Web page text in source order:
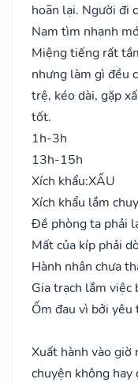
hoãn lại. Người đi
Nam tìm nhanh
Miệng tiếng rất
nhưng làm gì đều
trệ, kéo dài, gặp
tốt.
1h-3h
13h-15h
Xích khẩu:XẤU
Xích khẩu lắm
Đề phòng ta phải
Mất của kíp phải
Hành nhân chưa
Gia trạch lắm việc
Ốm đau vì bởi
Xuất hành vào giờ
chuyện không hay